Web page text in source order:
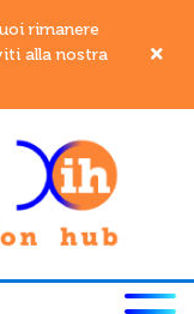
rimanere
alla nostra